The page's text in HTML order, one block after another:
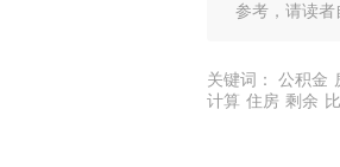
参考，请读者
关键词： 公积金
计算 住房 剩余